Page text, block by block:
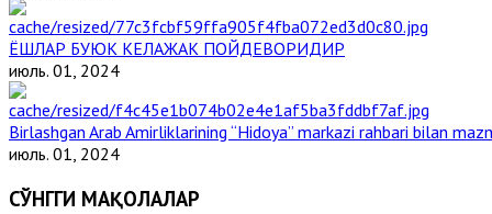
ЁШЛАР БУЮК КЕЛАЖАК ПОЙДЕВОРИДИР
июль. 01, 2024
Birlashgan Arab Amirliklarining “Hidoya” markazi rahbari bilan
июль. 01, 2024
СЎНГГИ МАҚОЛАЛАР